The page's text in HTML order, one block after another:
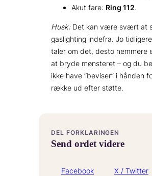
Akut fare: Ring 112.
Husk:Det kan være svært at
gaslighting indefra. Jo
taler om det, desto nemmere
at bryde mønsteret – og du
ikke have “beviser” i hånden
række ud efter støtte.
DEL FORKLARINGEN
Send ordet videre
Facebook X / Twitter